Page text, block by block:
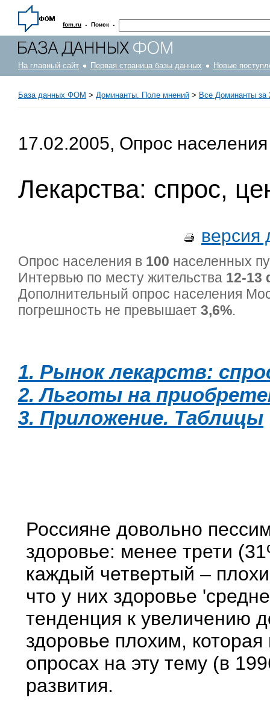
fom.ru · Поиск ·
На главный сайт Первая страница базы данных Новые
База данных ФОМ > Доминанты. Поле мнений > Все Доминанты за
17.02.2005, Опрос населения
Лекарства: спрос,
версия
Опрос населения в 100 населенных
Интервью по месту жительства 12-13
Дополнительный опрос населения
погрешность не превышает 3,6%.
1. Рынок лекарств:
2. Льготы на
3. Приложение. Таблицы
Россияне довольно
здоровье: менее трети
каждый четвертый –
что у них здоровье
тенденция к увеличению
здоровье плохим,
опросах на эту тему (в
развития.